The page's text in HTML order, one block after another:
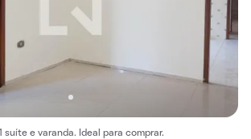
suíte e varanda. Ideal para comprar.